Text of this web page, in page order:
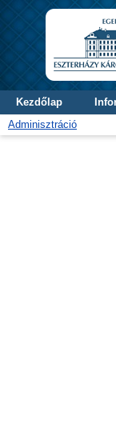
Kezdőlap
Adminisztráció